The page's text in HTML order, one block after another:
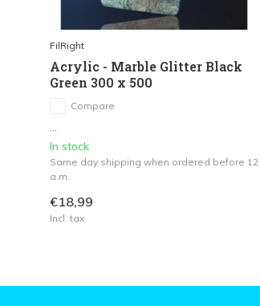
FilRight
Acrylic - Marble Glitter Black
Green 300 x 500
Compare
In stock
Same day shipping when ordered before 12
a.m.
€18,99
Incl. tax